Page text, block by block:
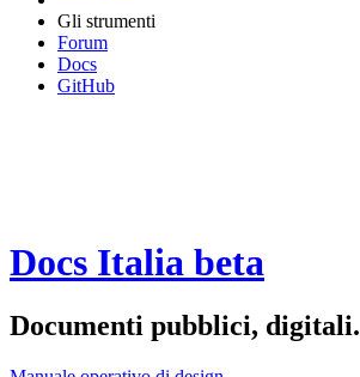
Gli strumenti
Forum
Docs
GitHub
Docs Italia beta
Documenti pubblici, digitali.